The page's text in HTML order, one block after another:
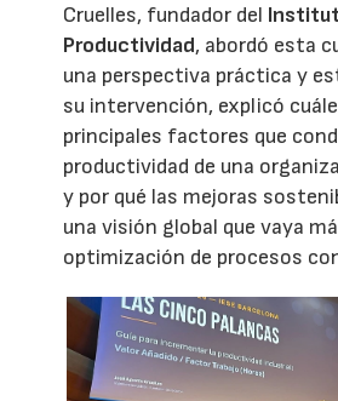
Cruelles, fundador del
Productividad, abordó esta
una perspectiva práctica y
su intervención, explicó
principales factores que
productividad de una
y por qué las mejoras
una visión global que vaya
optimización de procesos